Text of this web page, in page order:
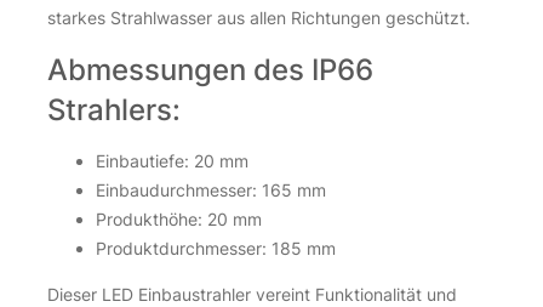
starkes Strahlwasser aus allen Richtungen geschützt.
Abmessungen des IP66
Strahlers:
Einbautiefe: 20 mm
Einbaudurchmesser: 165 mm
Produkthöhe: 20 mm
Produktdurchmesser: 185 mm
Dieser LED Einbaustrahler vereint Funktionalität und